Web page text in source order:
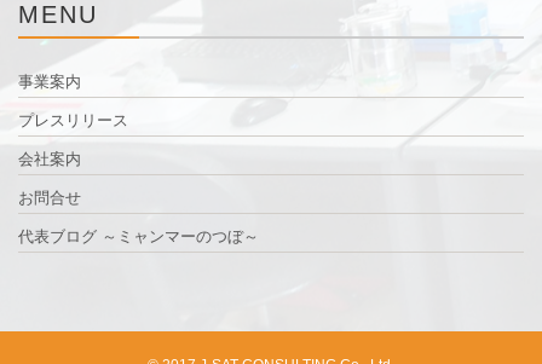
MENU
事業案内
プレスリリース
会社案内
お問合せ
代表ブログ ～ミャンマーのつぼ～